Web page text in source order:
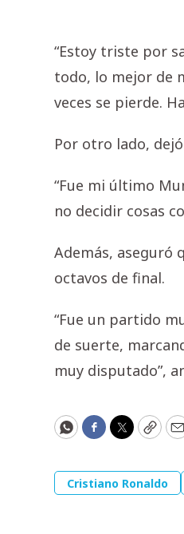
“Estoy triste por
todo, lo mejor de
veces se pierde.
Por otro lado,
“Fue mi último
no decidir cosas
Además, aseguró
octavos de final.
“Fue un partido
de suerte,
muy disputado”,
WhatsApp
Facebook
Twitter
Copy
Cristiano Ronaldo